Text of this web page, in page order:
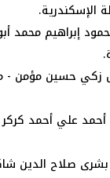
إبراهيم محمد
صلاح الدين